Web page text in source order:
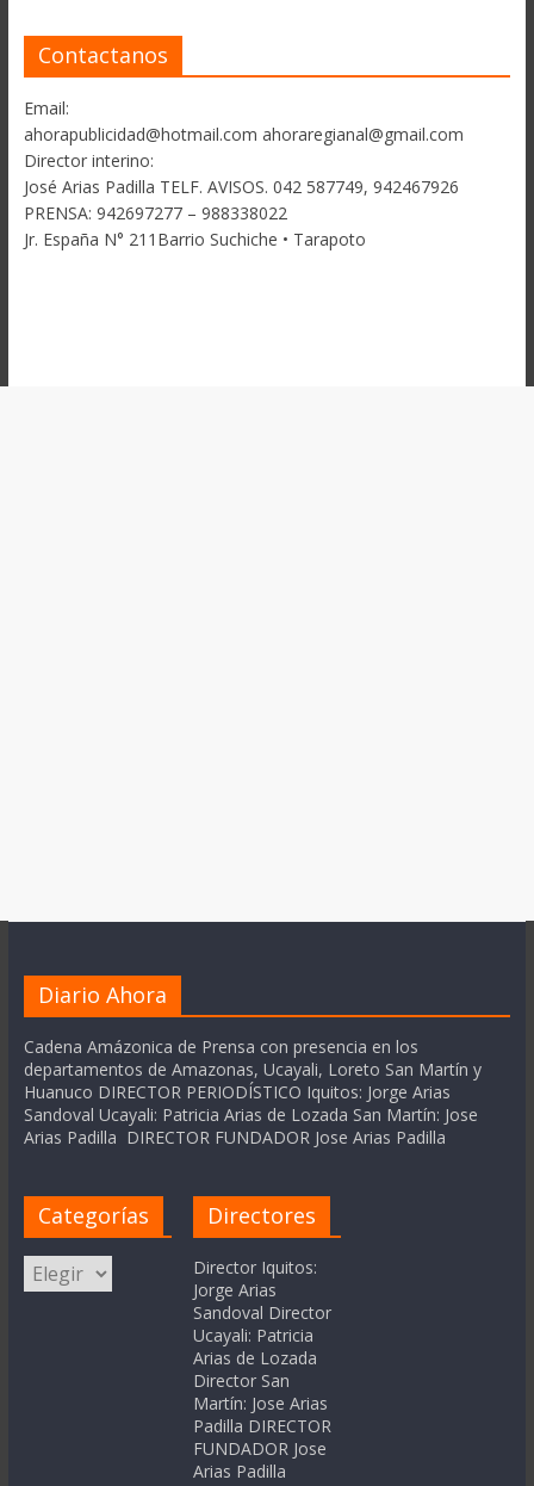
Contactanos
Email:
ahorapublicidad@hotmail.com ahoraregianal@gmail.com
Director interino:
José Arias Padilla TELF. AVISOS. 042 587749, 942467926
PRENSA: 942697277 – 988338022
Jr. España N° 211Barrio Suchiche • Tarapoto
Diario Ahora
Cadena Amázonica de Prensa con presencia en los
departamentos de Amazonas, Ucayali, Loreto San Martín y
Huanuco DIRECTOR PERIODÍSTICO Iquitos: Jorge Arias
Sandoval Ucayali: Patricia Arias de Lozada San Martín: Jose
Arias Padilla DIRECTOR FUNDADOR Jose Arias Padilla
Categorías
Categorías
Directores
Director Iquitos:
Jorge Arias
Sandoval Director
Ucayali: Patricia
Arias de Lozada
Director San
Martín: Jose Arias
Padilla DIRECTOR
FUNDADOR Jose
Arias Padilla